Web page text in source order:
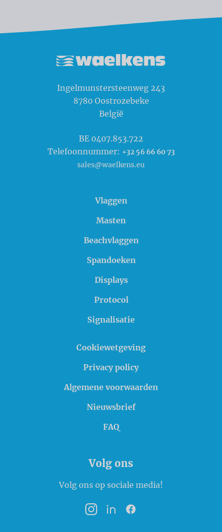
Ingelmunstersteenweg 243
8780 Oostrozebeke
België
BE 0407.853.722
Telefoonnummer: +32 56 66 60 73
sales@waelkens.eu
Vlaggen
Masten
Beachvlaggen
Spandoeken
Displays
Protocol
Signalisatie
Cookiewetgeving
Privacy policy
Algemene voorwaarden
Nieuwsbrief
FAQ
Volg ons
Volg ons op sociale media!
InstagramLinkedInFacebook